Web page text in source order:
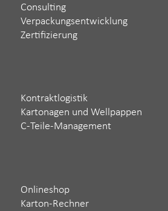
Consulting
Verpackungsentwicklung
Zertifizierung
Kontraktlogistik
Kartonagen und Wellpappen
C-Teile-Management
Onlineshop
Karton-Rechner